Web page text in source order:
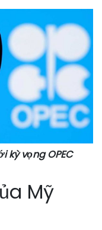
kỳ vọng OPEC
Mỹ